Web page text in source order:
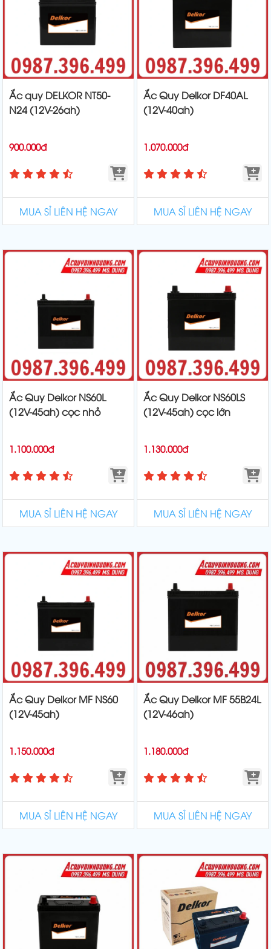
Ắc quy DELKOR NT50-
N24 (12V-26ah)
900.000đ
MUA SỈ LIÊN HỆ NGAY
Ắc Quy Delkor DF40AL
(12V-40ah)
1.070.000đ
MUA SỈ LIÊN HỆ NGAY
Ắc Quy Delkor NS60L
(12V-45ah) cọc nhỏ
1.100.000đ
MUA SỈ LIÊN HỆ NGAY
Ắc Quy Delkor NS60LS
(12V-45ah) cọc lớn
1.130.000đ
MUA SỈ LIÊN HỆ NGAY
Ắc Quy Delkor MF NS60
(12V-45ah)
1.150.000đ
MUA SỈ LIÊN HỆ NGAY
Ắc Quy Delkor MF 55B24L
(12V-46ah)
1.180.000đ
MUA SỈ LIÊN HỆ NGAY